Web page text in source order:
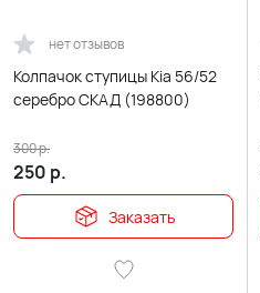
нет отзывов
Колпачок ступицы Kia 56/52
серебро СКАД (198800)
250 р.
300р.
Заказать